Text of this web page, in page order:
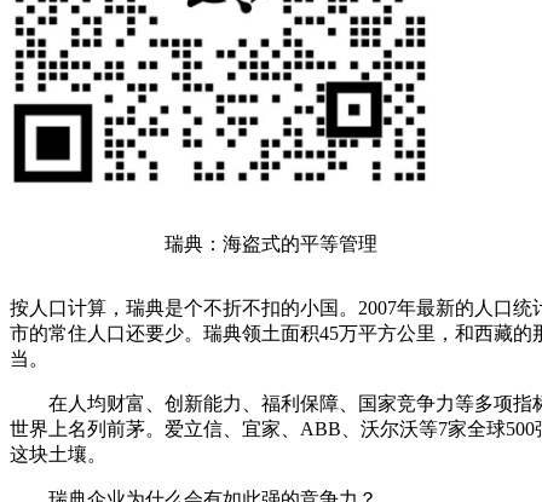
瑞典：海盗式的平等管理
按人口计算，瑞典是个不折不扣的小国。2007年最新的人口统
市的常住人口还要少。瑞典领土面积45万平方公里，和西藏的
当。
在人均财富、创新能力、福利保障、国家竞争力等多项指
世界上名列前茅。爱立信、宜家、ABB、沃尔沃等7家全球500
这块土壤。